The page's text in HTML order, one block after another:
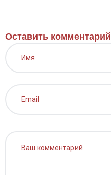
Оставить комментарий